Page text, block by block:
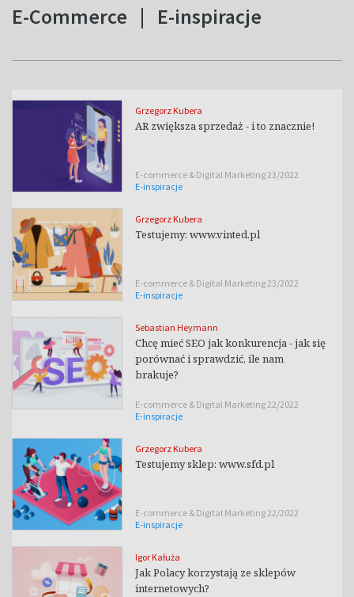
E-Commerce | E-inspiracje
Grzegorz Kubera
AR zwiększa sprzedaż - i to znacznie!
E-commerce & Digital Marketing 23/2022
E-inspiracje
Grzegorz Kubera
Testujemy: www.vinted.pl
E-commerce & Digital Marketing 23/2022
E-inspiracje
Sebastian Heymann
Chcę mieć SEO jak konkurencja - jak się
porównać i sprawdzić, ile nam
brakuje?
E-commerce & Digital Marketing 22/2022
E-inspiracje
Grzegorz Kubera
Testujemy sklep: www.sfd.pl
E-commerce & Digital Marketing 22/2022
E-inspiracje
Igor Kałuża
Jak Polacy korzystają ze sklepów
internetowych?